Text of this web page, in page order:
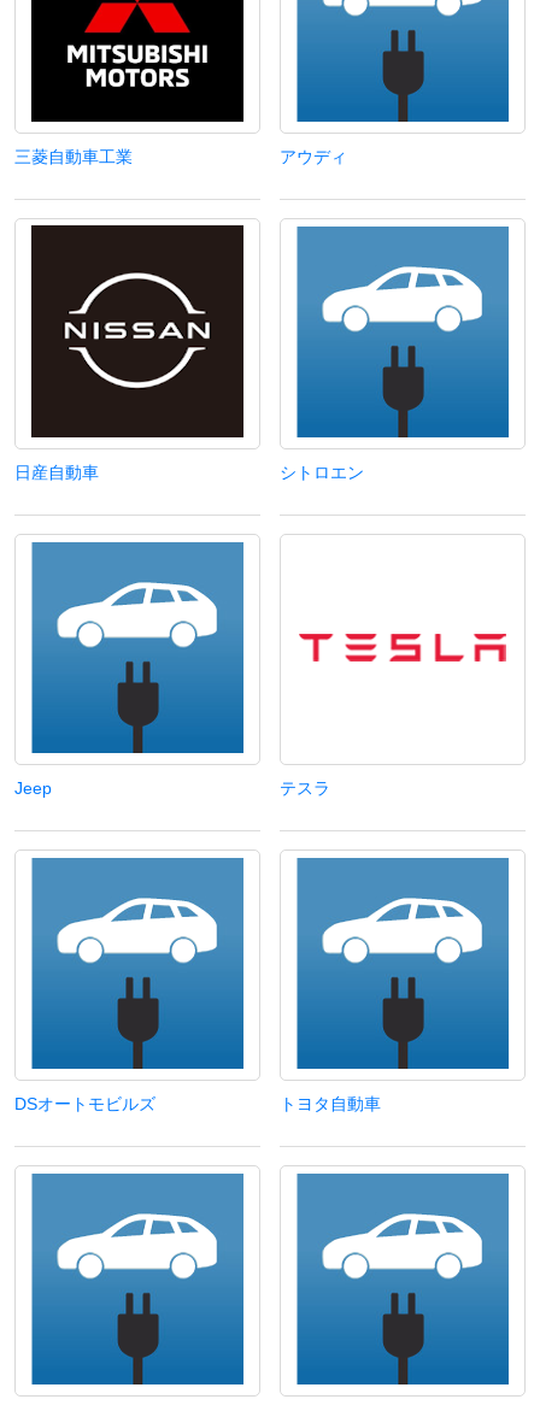
三菱自動車工業 アウディ
日産自動車 シトロエン
Jeep テスラ
DSオートモビルズ トヨタ自動車